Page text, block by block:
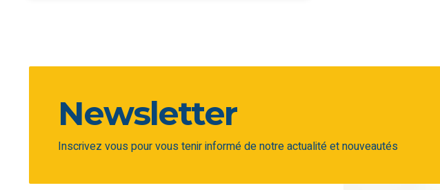
Newsletter
Inscrivez vous pour vous tenir informé de notre actualité et nouveautés